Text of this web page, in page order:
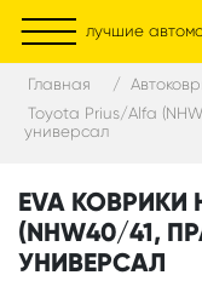
лучшие
Главная
Toyota Prius/Alfa
универсал
EVA КОВРИКИ
(NHW40/41,
УНИВЕРСАЛ